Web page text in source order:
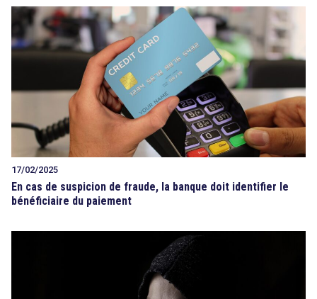
17/02/2025
En cas de suspicion de fraude, la banque doit identifier le
bénéficiaire du paiement